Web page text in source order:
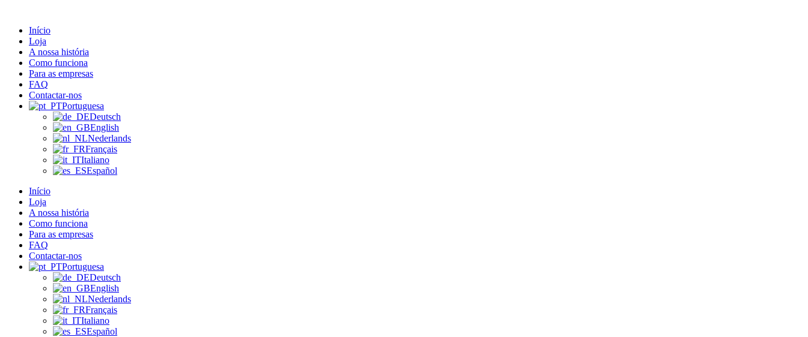
conteúdo
Início
Loja
A nossa história
Como funciona
Para as empresas
FAQ
Contactar-nos
Portuguesa
Deutsch
English
Nederlands
Français
Italiano
Español
Início
Loja
A nossa história
Como funciona
Para as empresas
FAQ
Contactar-nos
Portuguesa
Deutsch
English
Nederlands
Français
Italiano
Español